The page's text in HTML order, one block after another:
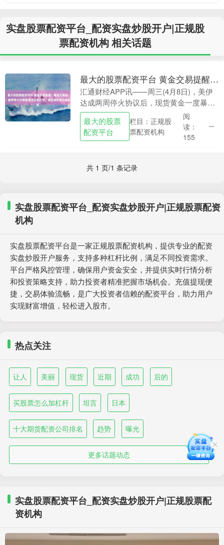
实盘股票配资平台_配资实盘炒股开户|正规股
票配资机构 相关话题
最大的股票配资平台 黄金交易提醒：暴涨又暴跌！美伊停火引爆黄金过山车行情，背后暗藏更大杀机
汇通财经APP讯——周三(4月8日)，美伊
达成两周停火协议后，现货黄金一度暴涨
超3%，最高触及4856.93美元/盎司最大的
股票配资平台，停火消息推动油价跌破
1....
最大的股票
配资平台
栏目：正规股
票配资机构
阅
读：
155
共 1 页/1 条记录
实盘股票配资平台_配资实盘炒股开户|正规股票配资
机构
实盘股票配资平台是一家正规股票配资机构，提供专业的配资
实盘炒股开户服务，支持多种杠杆比例，满足不同投资需求。
平台严格风控管理，确保用户资金安全，并提供实时行情分析
和投资策略支持，助力投资者精准把握市场机会。充值提现便
捷，交易体验流畅，是广大投资者信赖的配资平台，助力用户
实现财富增值，轻松进入股市。
热点关注
让人 美丽 现货 近期 成功 后的
买股票怎么加杠杆 坦言 日本
十大期货配资公司排名 趋势 曝光
更多话题动态
实盘股票配资平台_配资实盘炒股开户|正规股票配
资机构